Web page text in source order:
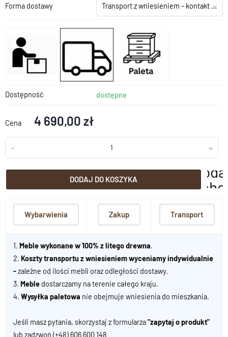
Forma dostawy Transport z wniesieniem – kontakt z salonem
Dostępność dostępne
Cena 4 690,00 zł
- +
DODAJ DO KOSZYKA
Wybarwienia Zakup Transport
1. Meble wykonane w 100% z litego drewna.
2. Koszty transportu z wniesieniem wyceniamy indywidualnie
-zależne od ilości mebli oraz odległości dostawy.
3. Meble dostarczamy na terenie całego kraju.
4. Wysyłka paletowa nie obejmuje wniesienia do mieszkania.
Jeśli masz pytania, skorzystaj z formularza"zapytaj o produkt"
lub zadzwoń (+48) 606 600 148